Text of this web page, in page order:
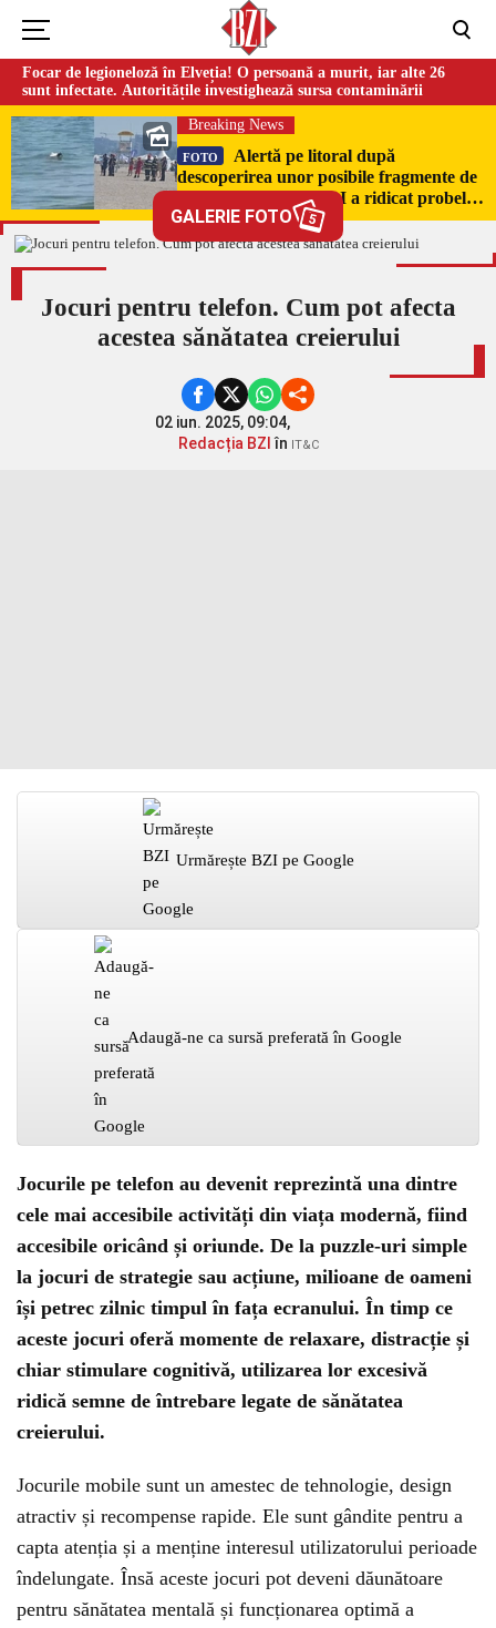
Focar de legioneloză în Elveția! O persoană a murit, iar alte 26
sunt infectate. Autoritățile investighează sursa contaminării
Breaking News
FOTO
Alertă pe litoral după
descoperirea unor posibile fragmente de
dronă în Mamaia. SRI a ridicat probele
pentru expertiză
GALERIE FOTO 5
Jocuri pentru telefon. Cum pot afecta
acestea sănătatea creierului
02 iun. 2025, 09:04,
Redacția BZI în IT&C
Urmărește BZI pe Google
Adaugă-ne ca sursă preferată în Google
Jocurile pe telefon au devenit reprezintă una dintre
cele mai accesibile activități din viața modernă, fiind
accesibile oricând și oriunde. De la puzzle-uri simple
la jocuri de strategie sau acțiune, milioane de oameni
își petrec zilnic timpul în fața ecranului. În timp ce
aceste jocuri oferă momente de relaxare, distracție și
chiar stimulare cognitivă, utilizarea lor excesivă
ridică semne de întrebare legate de sănătatea
creierului.
Jocurile mobile sunt un amestec de tehnologie, design
atractiv și recompense rapide. Ele sunt gândite pentru a
capta atenția și a menține interesul utilizatorului perioade
îndelungate. Însă aceste jocuri pot deveni dăunătoare
pentru sănătatea mentală și funcționarea optimă a